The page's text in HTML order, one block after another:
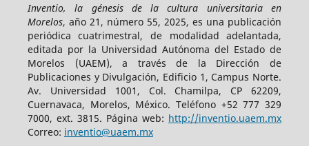
Inventio, la génesis de la cultura universitaria en
Morelos, año 21, número 55, 2025, es una publicación
periódica cuatrimestral, de modalidad adelantada,
editada por la Universidad Autónoma del Estado de
Morelos (UAEM), a través de la Dirección de
Publicaciones y Divulgación, Edificio 1, Campus Norte.
Av. Universidad 1001, Col. Chamilpa, CP 62209,
Cuernavaca, Morelos, México. Teléfono +52 777 329
7000, ext. 3815. Página web: http://inventio.uaem.mx
Correo: inventio@uaem.mx